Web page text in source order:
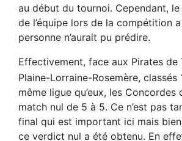
au début du tournoi. Cependant,
de l’équipe lors de la compétition
personne n’aurait pu prédire.
Effectivement, face aux Pirates de
Plaine-Lorraine-Rosemère, classés
même ligue qu’eux, les Concordes
match nul de 5 à 5. Ce n’est pas
final qui est important ici mais
ce verdict nul a été obtenu. En